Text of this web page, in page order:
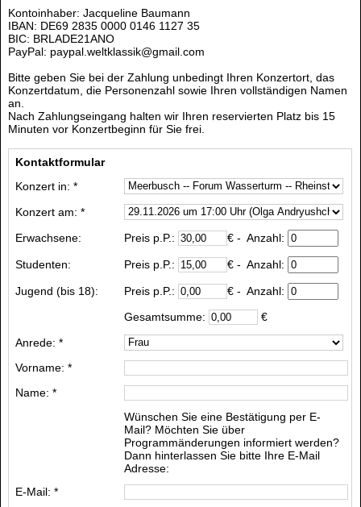
Kontoinhaber: Jacqueline Baumann
IBAN: DE69 2835 0000 0146 1127 35
BIC: BRLADE21ANO
PayPal: paypal.weltklassik@gmail.com
Bitte geben Sie bei der Zahlung unbedingt Ihren Konzertort, das
Konzertdatum, die Personenzahl sowie Ihren vollständigen Namen
an.
Nach Zahlungseingang halten wir Ihren reservierten Platz bis 15
Minuten vor Konzertbeginn für Sie frei.
Kontaktformular
Konzert in: *
Konzert am: *
Erwachsene:
Preis p.P.: € - Anzahl:
Studenten: Preis p.P.: € - Anzahl:
Jugend (bis 18): Preis p.P.: € - Anzahl:
Gesamtsumme:
€
Anrede: *
Vorname: *
Name: *
Wünschen Sie eine Bestätigung per E-
Mail? Möchten Sie über
Programmänderungen informiert werden?
Dann hinterlassen Sie bitte Ihre E-Mail
Adresse:
E-Mail: *